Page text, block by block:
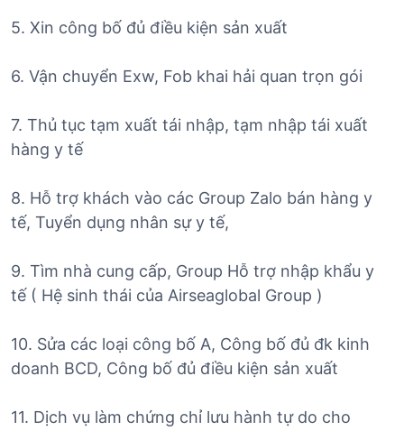
5. Xin công bố đủ điều kiện sản xuất
6. Vận chuyển Exw, Fob khai hải quan trọn gói
7. Thủ tục tạm xuất tái nhập, tạm nhập tái xuất
hàng y tế
8. Hỗ trợ khách vào các Group Zalo bán hàng y
tế, Tuyển dụng nhân sự y tế,
9. Tìm nhà cung cấp, Group Hỗ trợ nhập khẩu y
tế ( Hệ sinh thái của Airseaglobal Group )
10. Sửa các loại công bố A, Công bố đủ đk kinh
doanh BCD, Công bố đủ điều kiện sản xuất
11. Dịch vụ làm chứng chỉ lưu hành tự do cho